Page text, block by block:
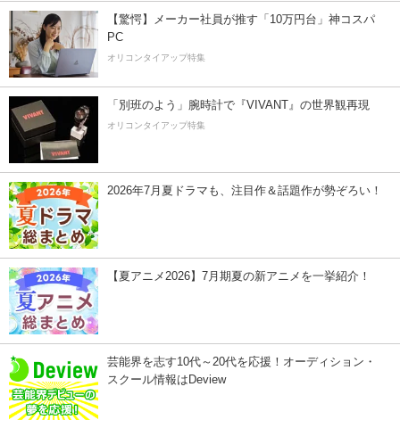
【驚愕】メーカー社員が推す「10万円台」神コスパ
PC
オリコンタイアップ特集
「別班のよう」腕時計で『VIVANT』の世界観再現
オリコンタイアップ特集
2026年7月夏ドラマも、注目作＆話題作が勢ぞろい！
【夏アニメ2026】7月期夏の新アニメを一挙紹介！
芸能界を志す10代～20代を応援！オーディション・
スクール情報はDeview